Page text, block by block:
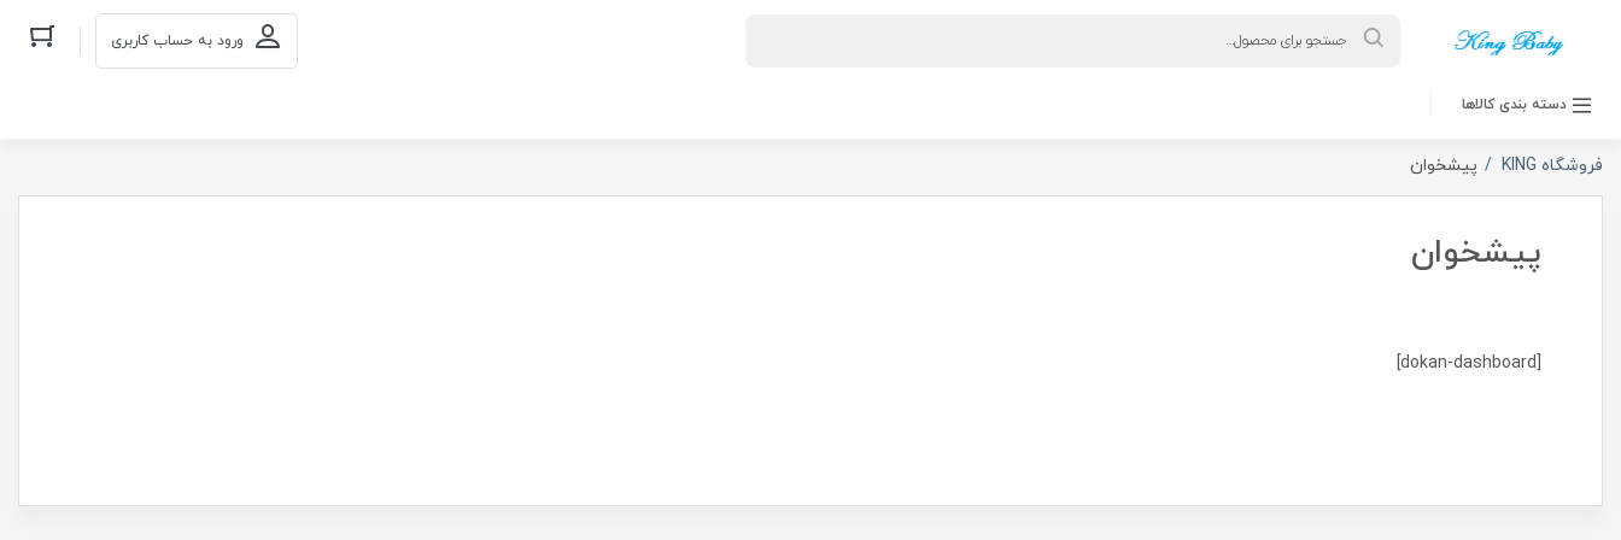
search ورود به حساب کاربری
دسته بندی کالاها
فروشگاه KING پیشخوان
پیشخوان
[dokan-dashboard]